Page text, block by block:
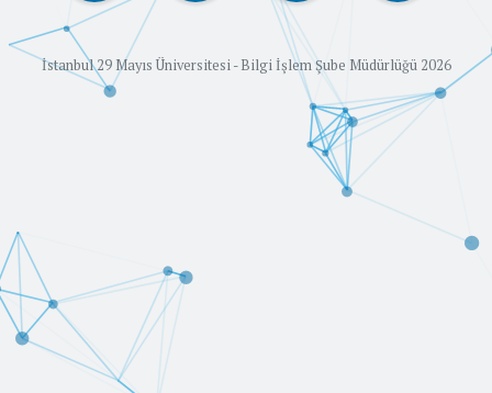
İstanbul 29 Mayıs Üniversitesi - Bilgi İşlem Şube Müdürlüğü 2026